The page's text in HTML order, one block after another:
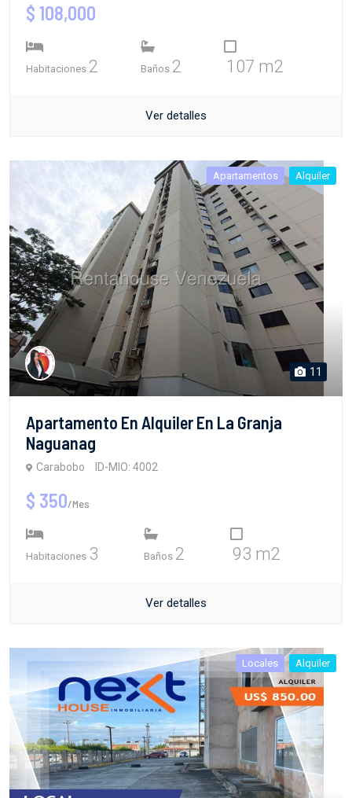
$ 108,000
Habitaciones 2 Baños 2 107 m2
Ver detalles
Apartamentos Alquiler
11
Apartamento En Alquiler En La Granja
Naguanag
Carabobo ID-MIO: 4002
$ 350/Mes
Habitaciones 3 Baños 2 93 m2
Ver detalles
Locales Alquiler